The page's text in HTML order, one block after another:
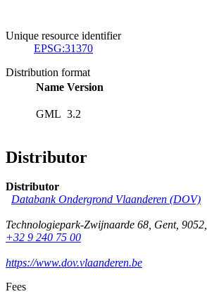
Unique resource identifier
EPSG:31370
Distribution format
Name Version
GML 3.2
Distributor
Distributor
Databank Ondergrond Vlaanderen (DOV)
Technologiepark-Zwijnaarde 68, Gent, 9052,
+32 9 240 75 00
https://www.dov.vlaanderen.be
Fees